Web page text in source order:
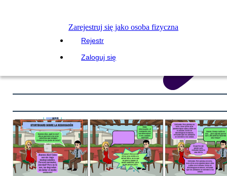
Zarejestruj się jako osoba fizyczna
Rejestr
Zaloguj się